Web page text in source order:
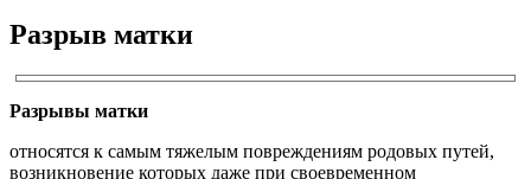
Разрыв матки
Разрывы матки
относятся к самым тяжелым повреждениям родовых путей,
возникновение которых даже при своевременном